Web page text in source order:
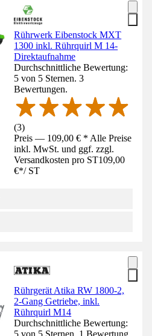
Rührwerk Eibenstock MXT
1300 inkl. Rührquirl M 14-
Direktaufnahme
Durchschnittliche Bewertung:
5 von 5 Sternen. 3
Bewertungen.
(3)
Preis — 109,00 € * Alle Preise
inkl. MwSt. und ggf. zzgl.
Versandkosten pro ST109,00
€*/ ST
Rührgerät Atika RW 1800-2,
2-Gang Getriebe, inkl.
Rührquirl M14
Durchschnittliche Bewertung:
5 von 5 Sternen. 1 Bewertung.